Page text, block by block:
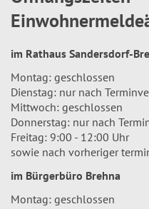
im Rathaus Sandersdorf-
Montag: geschlossen
Dienstag: nur nach
Mittwoch: geschlossen
Donnerstag: nur nach
Freitag: 9:00 - 12:00 Uhr
sowie nach vorheriger
im Bürgerbüro Brehna
Montag: geschlossen